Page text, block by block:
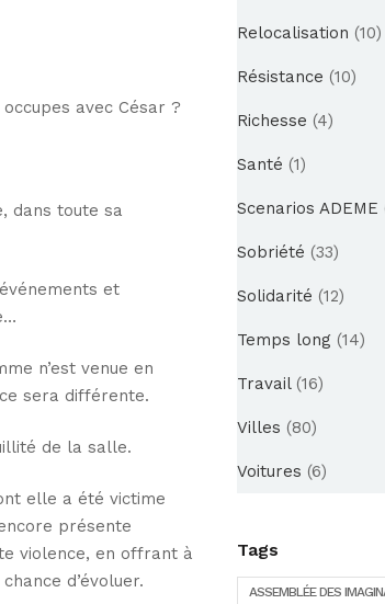
avec César ?
dans toute sa
et
n’est venue en
sera différente.
de la salle.
elle a été victime
présente
violence, en offrant à
d’évoluer.
Relocalisation (10)
Résistance (10)
Richesse (4)
Santé (1)
Scenarios ADEME
Sobriété (33)
Solidarité (12)
Temps long (14)
Travail(16)
Villes (80)
Voitures (6)
Tags
ASSEMBLÉE DES